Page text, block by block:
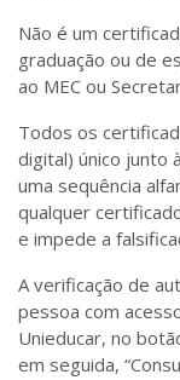
Não é um
graduação ou de
ao MEC ou
Todos os
digital) único junto
uma sequência
qualquer
e impede a
A verificação de
pessoa com
Unieducar, no
em seguida,